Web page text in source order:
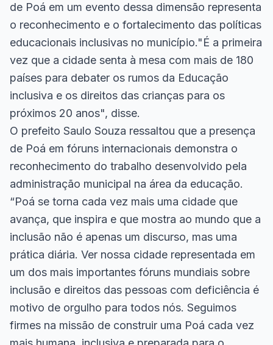
de Poá em um evento dessa dimensão representa
o reconhecimento e o fortalecimento das políticas
educacionais inclusivas no município."É a primeira
vez que a cidade senta à mesa com mais de 180
países para debater os rumos da Educação
inclusiva e os direitos das crianças para os
próximos 20 anos", disse.
O prefeito Saulo Souza ressaltou que a presença
de Poá em fóruns internacionais demonstra o
reconhecimento do trabalho desenvolvido pela
administração municipal na área da educação.
“Poá se torna cada vez mais uma cidade que
avança, que inspira e que mostra ao mundo que a
inclusão não é apenas um discurso, mas uma
prática diária. Ver nossa cidade representada em
um dos mais importantes fóruns mundiais sobre
inclusão e direitos das pessoas com deficiência é
motivo de orgulho para todos nós. Seguimos
firmes na missão de construir uma Poá cada vez